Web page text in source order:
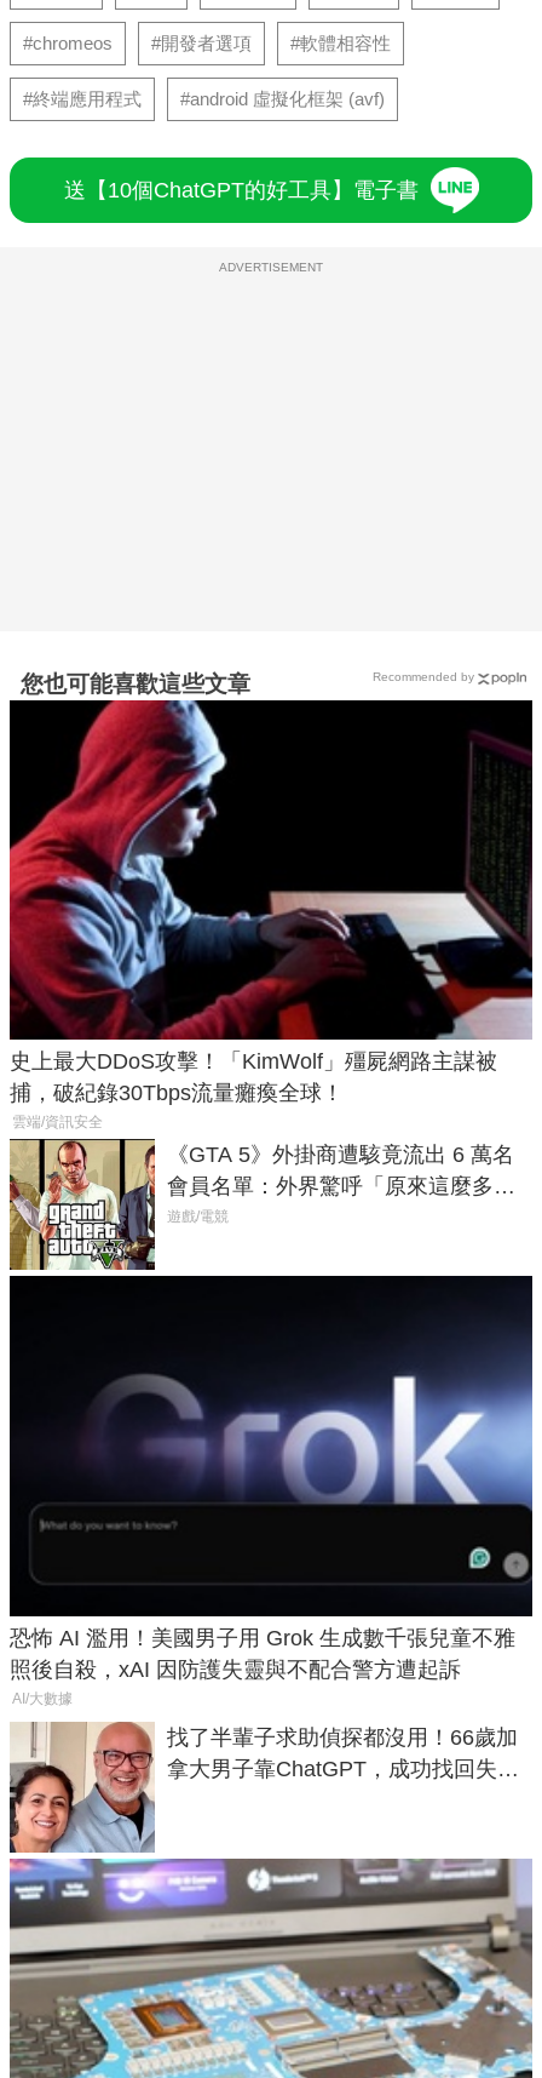
#chromeos #開發者選項 #軟體相容性
#終端應用程式 #android 虛擬化框架 (avf)
送【10個ChatGPT的好工具】電子書
ADVERTISEMENT
您也可能喜歡這些文章
史上最大DDoS攻擊！「KimWolf」殭屍網路主謀被
捕，破紀錄30Tbps流量癱瘓全球！
雲端/資訊安全
《GTA 5》外掛商遭駭竟流出 6 萬名
會員名單：外界驚呼「原來這麼多人
在開掛！」
遊戲/電競
恐怖 AI 濫用！美國男子用 Grok 生成數千張兒童不雅
照後自殺，xAI 因防護失靈與不配合警方遭起訴
AI/大數據
找了半輩子求助偵探都沒用！66歲加
拿大男子靠ChatGPT，成功找回失散
Recommended by